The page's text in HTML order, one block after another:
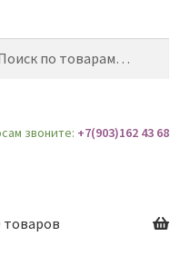
звоните: +7(903)162 43 68
товаров